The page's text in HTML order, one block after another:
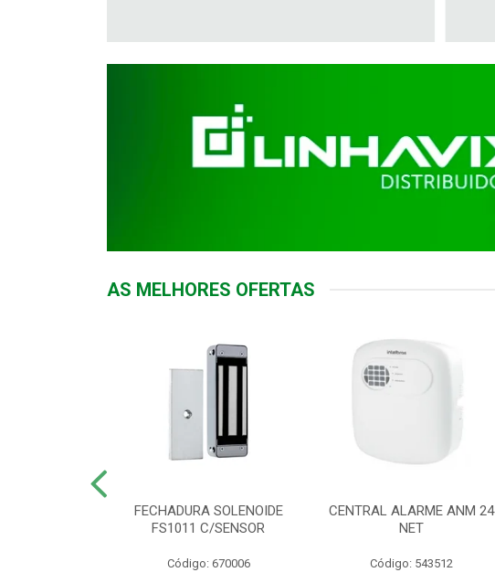
AS MELHORES OFERTAS
FECHADURA SOLENOIDE
FS1011 C/SENSOR
Código: 670006
CENTRAL ALARME ANM 24
NET
Código: 543512